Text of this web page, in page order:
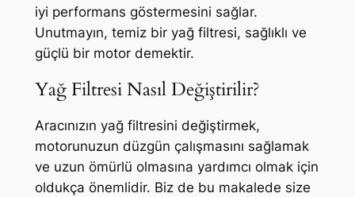
iyi performans göstermesini sağlar.
Unutmayın, temiz bir yağ filtresi, sağlıklı ve
güçlü bir motor demektir.
Yağ Filtresi Nasıl Değiştirilir?
Aracınızın yağ filtresini değiştirmek,
motorunuzun düzgün çalışmasını sağlamak
ve uzun ömürlü olmasına yardımcı olmak için
oldukça önemlidir. Biz de bu makalede size